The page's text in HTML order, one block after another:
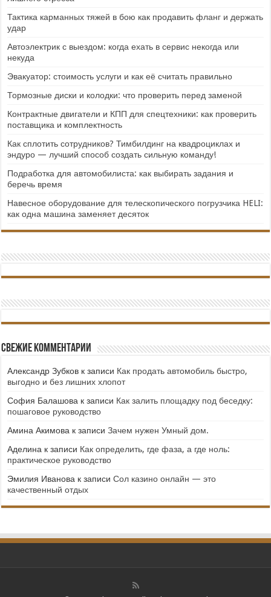
Тактика карманных тяжей в бою как продавить фланг и держать
удар
Автоэлектрик с выездом: когда ехать в сервис некогда или
некуда
Эвакуатор: стоимость услуги и как её считать правильно
Тормозные диски и колодки: что проверить перед заменой
Контрактные двигатели и КПП для спецтехники: как проверить
поставщика и комплектность
Как сплотить сотрудников? Тимбилдинг на квадроциклах и
эндуро — лучший способ создать сильную команду!
Подработка для автомобилиста: как выбирать задания и
беречь время
Навесное оборудование для телескопического погрузчика HELI:
как одна машина заменяет десяток
Свежие комментарии
Александр Зубков к записи Как продать автомобиль быстро,
выгодно и без лишних хлопот
София Балашова к записи Как залить площадку под беседку:
пошаговое руководство
Амина Акимова к записиЗачем нужен Умный дом.
Аделина к записи Как определить, где фаза, а где ноль:
практическое руководство
Эмилия Иванова к записиСол казино онлайн — это
качественный отдых